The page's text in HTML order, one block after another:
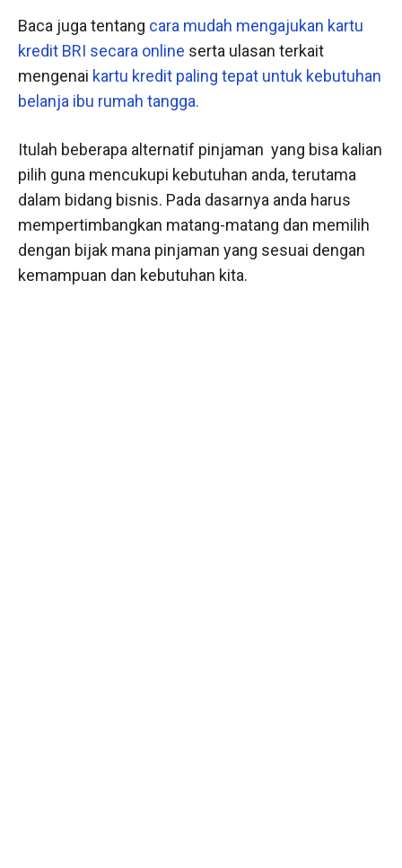
Baca juga tentang cara mudah mengajukan kartu
kredit BRI secara online serta ulasan terkait
mengenai kartu kredit paling tepat untuk kebutuhan
belanja ibu rumah tangga.
Itulah beberapa alternatif pinjaman yang bisa kalian
pilih guna mencukupi kebutuhan anda, terutama
dalam bidang bisnis. Pada dasarnya anda harus
mempertimbangkan matang-matang dan memilih
dengan bijak mana pinjaman yang sesuai dengan
kemampuan dan kebutuhan kita.